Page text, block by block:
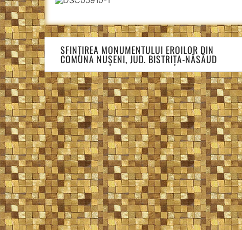
Navigare
în
articole
SFINȚIREA MONUMENTULUI EROILOR DIN
COMUNA NUȘENI, JUD. BISTRIȚA-NĂSĂUD